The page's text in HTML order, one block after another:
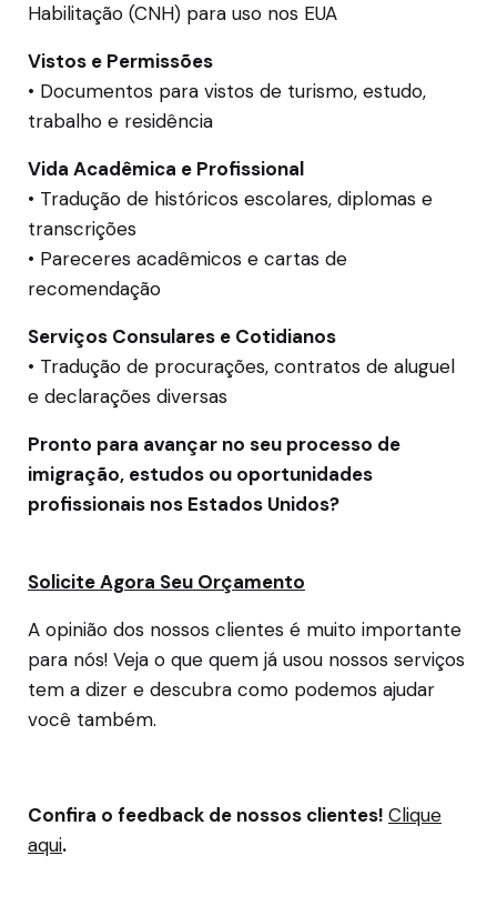
Habilitação (CNH) para uso nos EUA
Vistos e Permissões
• Documentos para vistos de turismo, estudo,
trabalho e residência
Vida Acadêmica e Profissional
• Tradução de históricos escolares, diplomas e
transcrições
• Pareceres acadêmicos e cartas de
recomendação
Serviços Consulares e Cotidianos
• Tradução de procurações, contratos de aluguel
e declarações diversas
Pronto para avançar no seu processo de
imigração, estudos ou oportunidades
profissionais nos Estados Unidos?
Solicite Agora Seu Orçamento
A opinião dos nossos clientes é muito importante
para nós! Veja o que quem já usou nossos serviços
tem a dizer e descubra como podemos ajudar
você também.
Confira o feedback de nossos clientes! Clique
aqui.